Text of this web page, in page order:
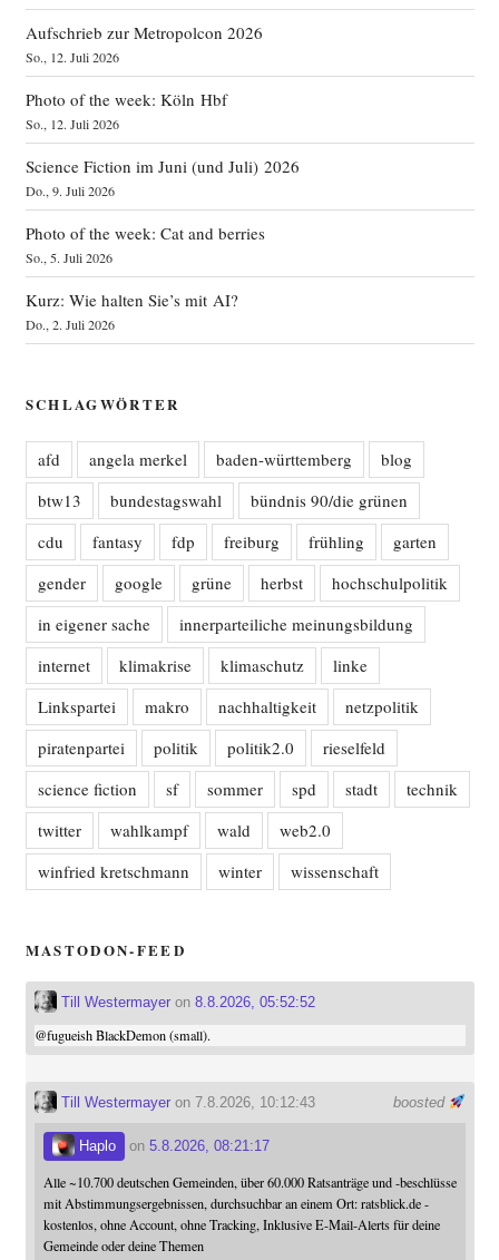
Aufschrieb zur Metropolcon 2026
So., 12. Juli 2026
Photo of the week: Köln Hbf
So., 12. Juli 2026
Science Fiction im Juni (und Juli) 2026
Do., 9. Juli 2026
Photo of the week: Cat and berries
So., 5. Juli 2026
Kurz: Wie halten Sie’s mit AI?
Do., 2. Juli 2026
SCHLAGWÖRTER
afd angela merkel baden-württemberg
blog
btw13
bundestagswahl
bündnis 90/die grünen
cdu
fantasy fdp freiburg frühling
garten
gender
google grüne herbst
hochschulpolitik
in eigener sache
innerparteiliche meinungsbildung
internet
klimakrise klimaschutz
linke
Linkspartei
makro nachhaltigkeit
netzpolitik
piratenpartei
politik politik2.0
rieselfeld
science fiction
sf sommer spd stadt
technik
twitter
wahlkampf wald
web2.0
winfried kretschmann
winter wissenschaft
MASTODON-FEED
Till Westermayeron 8.8.2026, 05:52:52
@fugueishBlackDemon (small).
boosted
Till Westermayeron 7.8.2026, 10:12:43
Haplo on 5.8.2026, 08:21:17
Alle ~10.700 deutschen Gemeinden, über 60.000 Ratsanträge und -beschlüsse
mit Abstimmungsergebnissen, durchsuchbar an einem Ort: ratsblick.de -
kostenlos, ohne Account, ohne Tracking, Inklusive E-Mail-Alerts für deine
Gemeinde oder deine Themen